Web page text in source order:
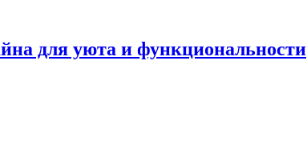
для уюта и функциональности